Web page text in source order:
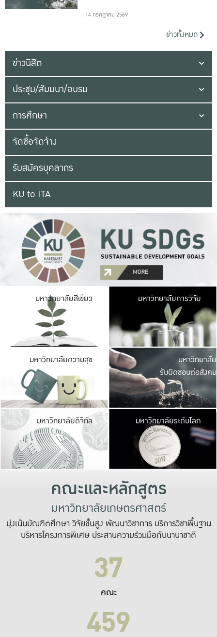
14 กรกฎาคม 2569
ข่าวทั้งหมด
ข่าวนิสิต
ประชุม/สัมมนา/อบรม
การศึกษา
จัดซื้อจัดจ้าง
รับสมัครบุคลากร
KU to ITA
มหาวิทยาลัยสีเขียว มหาวิ
มีพื้นที่เขียวสดใส
เป็นป่าในเมือง เกษต
มหาวิทยาลัยการวิจัย
มหาวิทยาลัยความสุข มหาวิ
ค
เปิดประ
และพบเรื่องราวใ
มหาวิทยาลัย
รับผิดชอบต่อสังคม
มหาวิทยาลัยดิจิทัล มหาวิ
เปลี่ยนแปลง แล
เพื่อทำง
ระบบสารสนเทศ
มหาวิทยาลัยระดับโลก
คณะและหลักสูตร
มหาวิทยาลัยเกษตรศาสตร์
มุ่งเน้นบัณฑิตศึกษา วิจัยขั้นสูง พัฒนาวิชาการ บริการวิชาพื้นฐาน
บริหารโครงการพิเศษ ประสานความร่วมมือกับนานาชาติ
37
คณะ
459